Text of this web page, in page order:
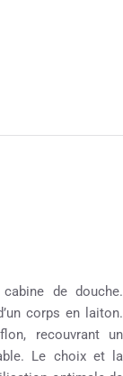
de douche.
corps en laiton.
recouvrant un
Le choix et la